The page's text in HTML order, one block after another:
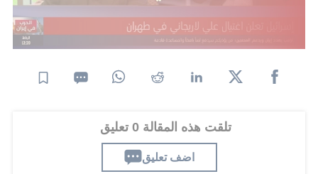
والمسؤولين عن إدارة ملفات استراتيجية، خاصة في
مجالي الأمن والسياسة الخارجية.
تلقت هذه المقالة 0 تعليق
اضف تعليق